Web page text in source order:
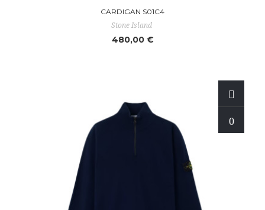
CARDIGAN S01C4
Stone Island
480,00 €